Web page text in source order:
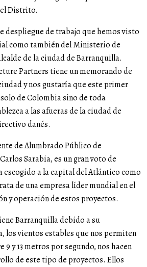
Distrito.
despliegue de trabajo que hemos visto
como también del Ministerio de
de la ciudad de Barranquilla.
Partners tiene un memorando de
y nos gustaría que este primer
de Colombia sino de toda
a las afueras de la ciudad de
danés.
de Alumbrado Público de
Sarabia, es un gran voto de
escogido a la capital del Atlántico como
de una empresa líder mundial en el
y operación de estos proyectos.
Barranquilla debido a su
los vientos estables que nos permiten
y 13 metros por segundo, nos hacen
de este tipo de proyectos. Ellos